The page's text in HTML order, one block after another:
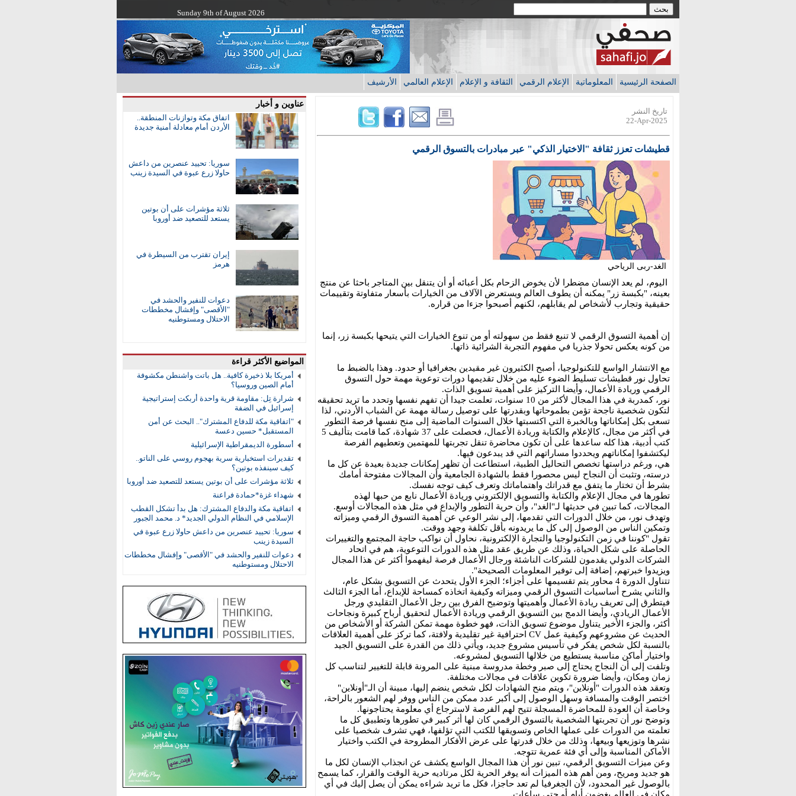
Sunday 9th of August 2026
الصفحة الرئيسية المعلوماتية الإعلام الرقمي الثقافة و الإعلام الإعلام العالمي الأرشيف
عناوين و أخبار
اتفاق مكة وتوازنات المنطقة..
الأردن أمام معادلة أمنية جديدة
سوريا: تحييد عنصرين من داعش
حاولا زرع عبوة في السيدة زينب
ثلاثة مؤشرات على أن بوتين
يستعد للتصعيد ضد أوروبا
إيران تقترب من السيطرة في
هرمز
دعوات للنفير والحشد في
"الأقصى" وإفشال مخططات
الاحتلال ومستوطنيه
المواضيع الأكثر قراءة
أمريكا بلا ذخيرة كافية.. هل باتت واشنطن مكشوفة
أمام الصين وروسيا؟
شرارة تِل: مقاومة قرية واحدة أربكت إستراتيجية
إسرائيل في الضفة
"اتفاقية مكة للدفاع المشترك".. البحث عن أمن
المستقبل* حسين دعسة
أسطورة الديمقراطية الإسرائيلية
تقديرات استخبارية سرية بهجوم روسي على الناتو..
كيف سينفذه بوتين؟
ثلاثة مؤشرات على أن بوتين يستعد للتصعيد ضد أوروبا
شهداء غزة*حمادة فراعنة
اتفاقية مكة والدفاع المشترك: هل بدأ تشكل القطب
الإسلامي في النظام الدولي الجديد* د. محمد الجبور
سوريا: تحييد عنصرين من داعش حاولا زرع عبوة في
السيدة زينب
دعوات للنفير والحشد في "الأقصى" وإفشال مخططات
الاحتلال ومستوطنيه
تاريخ النشر
22-Apr-2025
قطيشات تعزز ثقافة "الاختيار الذكي" عبر مبادرات بالتسوق الرقمي
الغد-ربى الرياحي
اليوم، لم يعد الإنسان مضطرا لأن يخوض الزحام بكل أعبائه أو أن يتنقل بين المتاجر باحثا عن منتج
بعينه، "بكبسة زر" يمكنه أن يطوف العالم ويستعرض الآلاف من الخيارات بأسعار متفاوتة وتقييمات
حقيقية وتجارب لأشخاص لم يقابلهم، لكنهم أصبحوا جزءا من قراره.
إن أهمية التسوق الرقمي لا تنبع فقط من سهولته أو من تنوع الخيارات التي يتيحها بكبسة زر، إنما
من كونه يعكس تحولا جذريا في مفهوم التجربة الشرائية ذاتها.
مع الانتشار الواسع للتكنولوجيا، أصبح الكثيرون غير مقيدين بجغرافيا أو حدود. وهذا بالضبط ما
تحاول نور قطيشات تسليط الضوء عليه من خلال تقديمها دورات توعوية مهمة حول التسوق
الرقمي وريادة الأعمال، وأيضا التركيز على أهمية تسويق الذات.
نور، كمدربة في هذا المجال لأكثر من 10 سنوات، تعلمت جيدا أن تفهم نفسها وتحدد ما تريد تحقيقه
لتكون شخصية ناجحة تؤمن بطموحاتها وبقدرتها على توصيل رسالة مهمة عن الشباب الأردني، لذا
تسعى بكل إمكاناتها وبالخبرة التي اكتسبتها خلال السنوات الماضية إلى منح نفسها فرصة التطور
في أكثر من مجال، كالإعلام والكتابة وريادة الأعمال، فحصلت على 37 شهادة، كما قامت بتأليف 5
كتب أدبية، هذا كله ساعدها على أن تكون محاضرة تنقل تجربتها للمهتمين وتعطيهم الفرصة
ليكتشفوا إمكاناتهم ويحددوا مساراتهم التي قد يبدعون فيها.
هي، ورغم دراستها تخصص التحاليل الطبية، استطاعت أن تظهر إمكانات جديدة بعيدة عن كل ما
درسته، وتثبت أن النجاح ليس محصورا فقط بالشهادة الجامعية وأن المجالات مفتوحة أمامك
بشرط أن تختار ما يتفق مع قدراتك واهتماماتك وتعرف كيف توجه نفسك.
تطورها في مجال الإعلام والكتابة والتسويق الإلكتروني وريادة الأعمال نابع من حبها لهذه
المجالات، كما تبين في حديثها لـ"الغد"، وأن حرية التطور والإبداع في مثل هذه المجالات أوسع.
وتهدف نور، من خلال الدورات التي تقدمها، إلى نشر الوعي عن أهمية التسوق الرقمي وميزاته
وتمكين الناس من الوصول إلى كل ما يريدونه بأقل تكلفة وجهد ووقت.
تقول "كوننا في زمن التكنولوجيا والتجارة الإلكترونية، نحاول أن نواكب حاجة المجتمع والتغييرات
الحاصلة على شكل الحياة، وذلك عن طريق عقد مثل هذه الدورات التوعوية، هم في اتحاد
الشركات الدولي يقدمون للشركات الناشئة ورجال الأعمال فرصة ليفهموا أكثر عن هذا المجال
ويزيدوا خبرتهم، إضافة إلى توفير المعلومات الصحيحة".
تتناول الدورة 4 محاور يتم تقسيمها على أجزاء؛ الجزء الأول يتحدث عن التسويق بشكل عام،
والثاني يشرح أساسيات التسوق الرقمي وميزاته وكيفية اتخاذه كمساحة للإبداع، أما الجزء الثالث
فيتطرق إلى تعريف ريادة الأعمال وأهميتها وتوضيح الفرق بين رجل الأعمال التقليدي ورجل
الأعمال الريادي، وأيضا الدمج بين التسويق الرقمي وريادة الأعمال لتحقيق أرباح كبيرة ونجاحات
أكثر، والجزء الأخير يتناول موضوع تسويق الذات، فهو خطوة مهمة تمكن الشركة أو الأشخاص من
الحديث عن مشروعهم وكيفية عمل CV احترافية غير تقليدية ولافتة، كما تركز على أهمية العلاقات
بالنسبة لكل شخص يفكر في تأسيس مشروع جديد، ويأتي ذلك من القدرة على التسويق الجيد
واختيار أماكن مناسبة يستطيع من خلالها التسويق لمشروعه.
وتلفت إلى أن النجاح يحتاج إلى صبر وخطة مدروسة مبنية على المرونة قابلة للتغيير لتناسب كل
زمان ومكان، وأيضا ضرورة تكوين علاقات في مجالات مختلفة.
وتعقد هذه الدورات "أونلاين"، ويتم منح الشهادات لكل شخص ينضم إليها، مبينة أن الـ"أونلاين"
اختصر الوقت والمسافة وسهل الوصول إلى أكبر عدد ممكن من الناس ووفر لهم الشعور بالراحة،
وخاصة أن العودة للمحاضرة المسجلة تتيح لهم الفرصة لاسترجاع أي معلومة يحتاجونها.
وتوضح نور أن تجربتها الشخصية بالتسوق الرقمي كان لها أثر كبير في تطورها وتطبيق كل ما
تعلمته من الدورات على عملها الخاص وتسويقها للكتب التي تؤلفها، فهي تشرف شخصيا على
نشرها وتوزيعها وبيعها، وذلك من خلال قدرتها على عرض الأفكار المطروحة في الكتب واختيار
الأماكن المناسبة وإلى أي فئة عمرية تتوجه.
وعن ميزات التسويق الرقمي، تبين نور أن هذا المجال الواسع يكشف عن انجذاب الإنسان لكل ما
هو جديد ومريح، ومن أهم هذه الميزات أنه يوفر الحرية لكل مرتاديه حرية الوقت والقرار، كما يسمح
بالوصول غير المحدود، لأن الجغرفيا لم تعد حاجزا، فكل ما تريد شراءه يمكن أن يصل إليك في أي